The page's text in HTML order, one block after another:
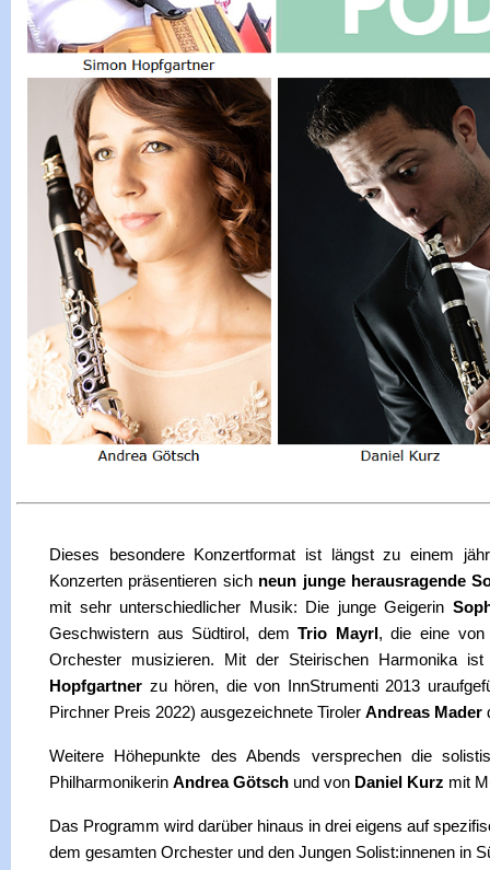
Dieses besondere Konzertformat ist längst zu einem
Konzerten präsentieren sich neun junge herausragende
mit sehr unterschiedlicher Musik: Die junge Geigerin
Geschwistern aus Südtirol, demTrio Mayrl , die eine
Orchester musizieren. Mit der Steirischen Harmonika
Hopfgartner zu hören, die von InnStrumenti 2013
Pirchner Preis 2022) ausgezeichnete Tiroler Andreas Mader
Weitere Höhepunkte des Abends versprechen die
Philharmonikerin Andrea Götsch und von Daniel Kurz mit
Das Programm wird darüber hinaus in drei eigens auf
dem gesamten Orchester und den Jungen Solist:innenen in